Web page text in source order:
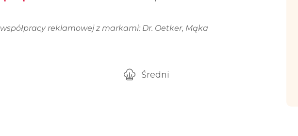
reklamowej z markami: Dr. Oetker, Mąka
Średni